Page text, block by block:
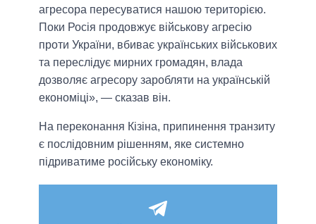
агресора пересуватися нашою територією.
Поки Росія продовжує військову агресію
проти України, вбиває українських військових
та переслідує мирних громадян, влада
дозволяє агресору заробляти на українській
економіці», — сказав він.
На переконання Кізіна, припинення транзиту
є послідовним рішенням, яке системно
підриватиме російську економіку.